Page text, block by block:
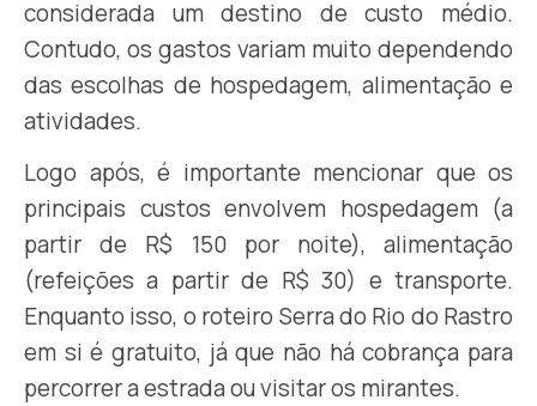
considerada um destino de custo médio.
Contudo, os gastos variam muito dependendo
das escolhas de hospedagem, alimentação e
atividades.
Logo após, é importante mencionar que os
principais custos envolvem hospedagem (a
partir de R$ 150 por noite), alimentação
(refeições a partir de R$ 30) e transporte.
Enquanto isso, o roteiro Serra do Rio do Rastro
em si é gratuito, já que não há cobrança para
percorrer a estrada ou visitar os mirantes.